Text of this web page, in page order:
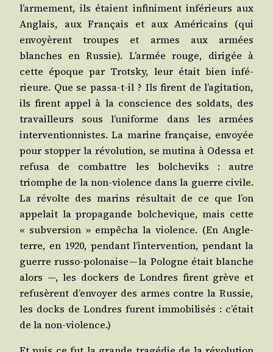
l’armement, ils étaient infi­ni­ment infé­rieurs aux
Anglais, aux Fran­çais et aux Amé­ri­cains (qui
envoyèrent troupes et armes aux armées
blanches en Rus­sie). L’armée rouge, diri­gée à
cette époque par Trots­ky, leur était bien infé­
rieure. Que se pas­sa-t-il ? Ils firent de l’agitation,
ils firent appel à la conscience des sol­dats, des
tra­vailleurs sous l’uniforme dans les armées
inter­ven­tion­nistes. La marine fran­çaise, envoyée
pour stop­per la révo­lu­tion, se muti­na à Odes­sa et
refu­sa de com­battre les bol­che­viks : autre
triomphe de la non-vio­lence dans la guerre civile.
La révolte des marins résul­tait de ce que l’on
appe­lait la pro­pa­gande bol­che­vique, mais cette
« sub­ver­sion » empê­cha la vio­lence. (En Angle­
terre, en 1920, pen­dant l’intervention, pen­dant la
guerre rus­so-polo­naise — la Pologne était blanche
alors —, les dockers de Londres firent grève et
refu­sèrent d’envoyer des armes contre la Rus­sie,
les docks de Londres furent immo­bi­li­sés : c’était
de la non-violence.)